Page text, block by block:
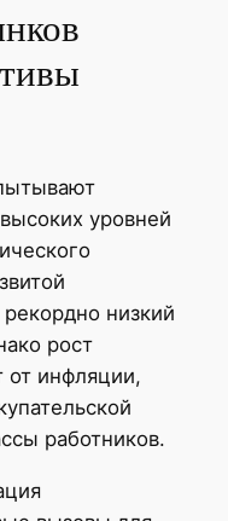
уровней
низкий
рост
от инфляции,
работников.